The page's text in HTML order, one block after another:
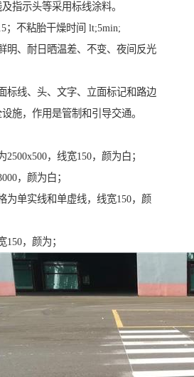
指示头等采用标线涂料。
；不粘胎干燥时间 lt;5min;
明、耐日晒温差、不变、夜间反光
标线、头、文字、立面标记和路边
施，作用是管制和引导交通。
，线宽150，颜为白；
，颜为白；
为单实线和单虚线，线宽150，颜
，颜为；